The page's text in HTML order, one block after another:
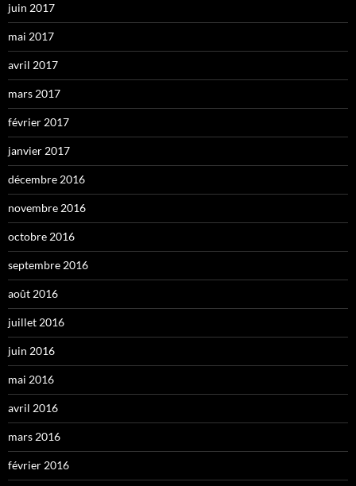
juin 2017
mai 2017
avril 2017
mars 2017
février 2017
janvier 2017
décembre 2016
novembre 2016
octobre 2016
septembre 2016
août 2016
juillet 2016
juin 2016
mai 2016
avril 2016
mars 2016
février 2016